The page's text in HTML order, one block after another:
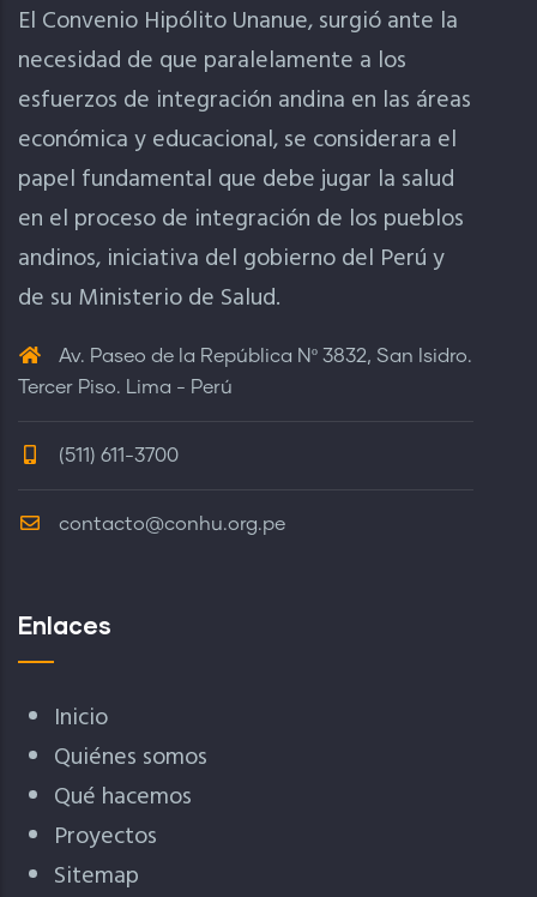
El Convenio Hipólito Unanue, surgió ante la
necesidad de que paralelamente a los
esfuerzos de integración andina en las áreas
económica y educacional, se considerara el
papel fundamental que debe jugar la salud
en el proceso de integración de los pueblos
andinos, iniciativa del gobierno del Perú y
de su Ministerio de Salud.
Av. Paseo de la República Nº 3832, San Isidro.
Tercer Piso. Lima - Perú
(511) 611-3700
contacto@conhu.org.pe
Enlaces
Inicio
Quiénes somos
Qué hacemos
Proyectos
Sitemap